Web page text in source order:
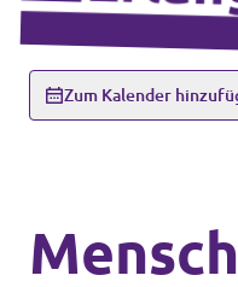
Zum Kalender